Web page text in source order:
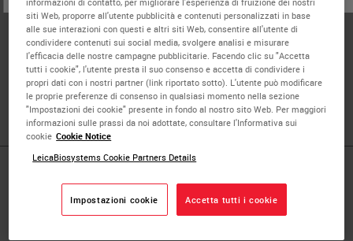
Jordan Laser, MD, is a board-certified pathologist
specializing in anatomic, clinical, and molecular genetics,
currently leading clinical and medical affairs at Bio-
Techne, with extensive experience in molecular medicine
and lab management.
Published Pieces by
Dr. Jordan
siti Web, proporre all'utente pubblicità e contenuti personalizzati in base
alle sue interazioni con questi e altri siti Web, consentire all'utente di
condividere contenuti sui social media, svolgere analisi e misurare
l'efficacia delle nostre campagne pubblicitarie. Facendo clic su "Accetta
tutti i cookie", l'utente presta il suo consenso e accetta di condividere i
propri dati con i nostri partner (link riportato sotto). L'utente può modificare
le proprie preferenze di consenso in qualsiasi momento nella sezione
"Impostazioni dei cookie" presente in fondo al nostro sito Web. Per maggiori
informazioni sulle prassi da noi adottate, consultare l'Informativa sui
cookie Cookie Notice
LeicaBiosystems Cookie Partners Details
Impostazioni cookie Accetta tutti i cookie